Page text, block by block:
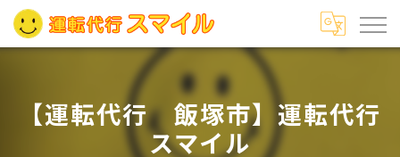
【運転代行 飯塚市】運転代行
スマイル